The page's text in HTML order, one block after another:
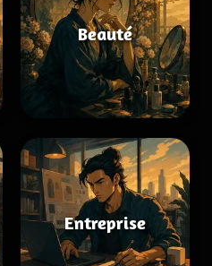
Beauté
Entreprise